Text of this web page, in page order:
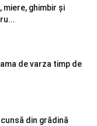
miere, ghimbir și
de varza timp de
din grădină